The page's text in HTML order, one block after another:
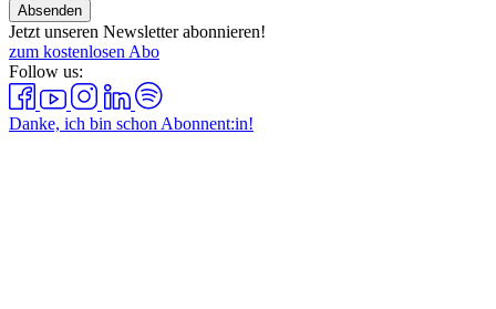
Absenden
Jetzt unseren Newsletter abonnieren!
zum kostenlosen Abo
Follow us:
Danke, ich bin schon Abonnent:in!